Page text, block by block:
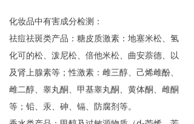
化妆品中有害成分检测：
祛痘祛斑类产品：糖皮质激素：地塞米松、氢
化可的松、泼尼松、倍他米松、曲安萘德、以
及肾上腺素等；性激素：雌三醇、己烯雌酚、
雌二醇、睾丸酮、甲基睾丸酮、黄体酮、雌酮
等；铅、汞、砷、镉、防腐剂等。